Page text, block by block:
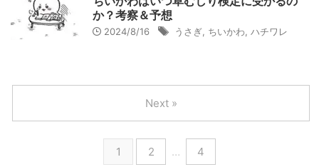
か？考察＆予想
2024/8/16 うさぎ ちいかわ ハチワレ
1 2 … 4
Next »